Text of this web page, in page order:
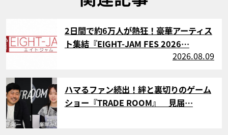
2日間で約6万人が熱狂！豪華アーティス
ト集結『EIGHT-JAM FES 2026…
2026.08.09
サムネイル
ハマるファン続出！絆と裏切りのゲーム
ショー『TRADE ROOM』 見届…